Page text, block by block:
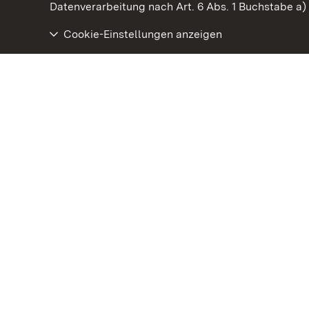
Datenverarbeitung nach Art. 6 Abs. 1 Buchstabe a)
Cookie-Einstellungen anzeigen